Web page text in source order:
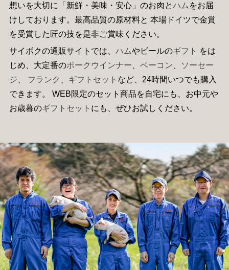
想いを大切に「新鮮・美味・安心」のお肉とハム をお届
けしております。最高品質の原材料と 本場ドイツで金賞
を受賞した匠の技を是非ご賞味ください。
サイボクの通販サイトでは、 ハムやビールのギフト をは
じめ、大定番のポークウインナー ベーコン
ソーセー
ジ
フランク ギフトセット など、24時間いつでも購入
できます。 WEB限定のセット商品を自宅にも、お中元や
お歳暮のギフトセット にも、ぜひお試しください。